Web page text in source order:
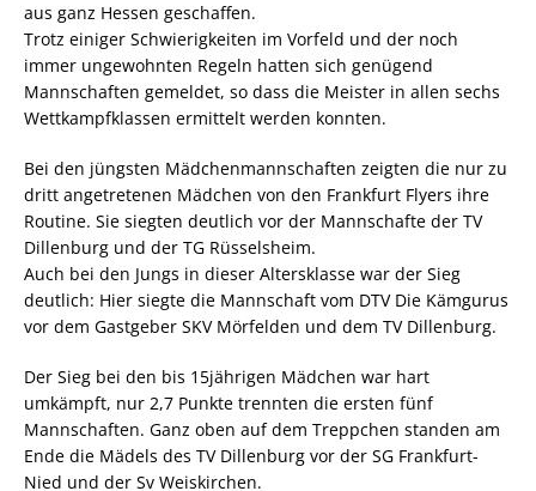
aus ganz Hessen geschaffen.
Trotz einiger Schwierigkeiten im Vorfeld und der noch
immer ungewohnten Regeln hatten sich genügend
Mannschaften gemeldet, so dass die Meister in allen sechs
Wettkampfklassen ermittelt werden konnten.
Bei den jüngsten Mädchenmannschaften zeigten die nur zu
dritt angetretenen Mädchen von den Frankfurt Flyers ihre
Routine. Sie siegten deutlich vor der Mannschafte der TV
Dillenburg und der TG Rüsselsheim.
Auch bei den Jungs in dieser Altersklasse war der Sieg
deutlich: Hier siegte die Mannschaft vom DTV Die Kämgurus
vor dem Gastgeber SKV Mörfelden und dem TV Dillenburg.
Der Sieg bei den bis 15jährigen Mädchen war hart
umkämpft, nur 2,7 Punkte trennten die ersten fünf
Mannschaften. Ganz oben auf dem Treppchen standen am
Ende die Mädels des TV Dillenburg vor der SG Frankfurt-
Nied und der Sv Weiskirchen.